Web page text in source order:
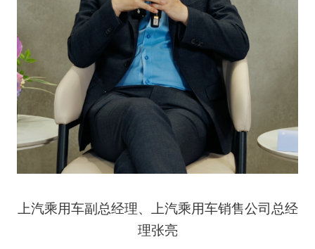
上汽乘用车副总经理、上汽乘用车销售公司总经
理张亮